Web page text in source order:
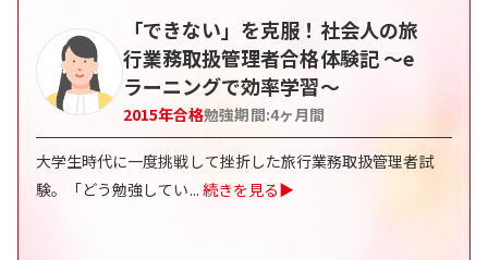
「できない」を克服！社会人の旅
行業務取扱管理者合格体験記 〜e
ラーニングで効率学習〜
2015年合格勉強期間:4ヶ月間
大学生時代に一度挑戦して挫折した旅行業務取扱管理者試
験。「どう勉強してい... 続きを見る▶